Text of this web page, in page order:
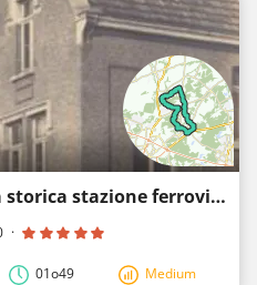
Percorso a piedi verso la storica stazione ferroviaria.
·
01o49 Medium